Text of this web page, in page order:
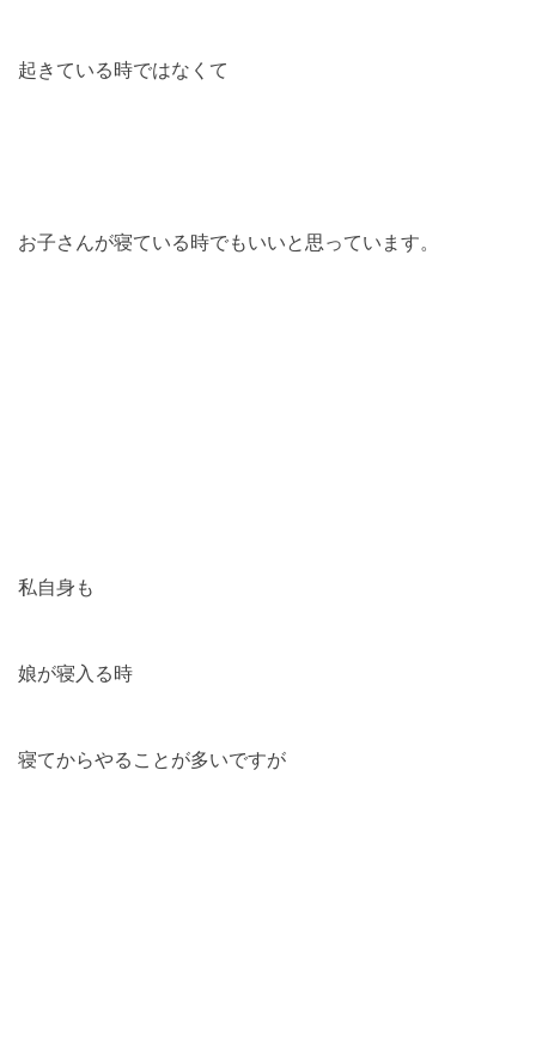
起きている時ではなくて
お子さんが寝ている時でもいいと思っています。
私自身も
娘が寝入る時
寝てからやることが多いですが